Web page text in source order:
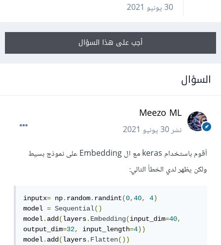
30 يونيو 2021
أجب على هذا السؤال
السؤال
Meezo ML
نشر30 يونيو 2021
أقوم باستخدام keras مع ال Embedding على نموذج بسيط
ولكن يظهر لدي الخطأ التالي:
inputx= np.random.randint(0,40, 4)
model = Sequential()
model.add(layers.Embedding(input_dim=40,
output_dim=32, input_length=4))
model.add(layers.Flatten())